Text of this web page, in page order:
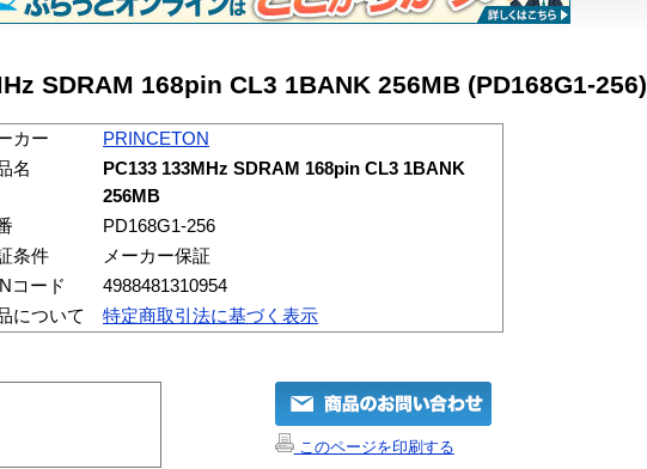
SDRAM 168pin CL3 1BANK 256MB (PD168G1-256)
カー
PRINCETON
名
PC133 133MHz SDRAM 168pin CL3 1BANK
256MB
PD168G1-256
条件
メーカー保証
コード
4988481310954
について
特定商取引法に基づく表示
このページを印刷する